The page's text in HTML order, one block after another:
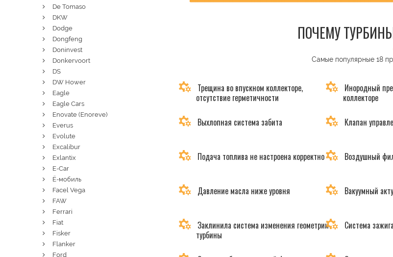
ПОЧЕМУ
Самые популярные 18
Трещина во впускном коллекторе,
отсутствие герметичности
Инородный
коллекторе
Выхлопная система забита Клапан
Подача топлива не настроена корректно Воздушный
Давление масла ниже уровня Вакуумный
Заклинила система изменения геометрии
турбины
Система
De Tomaso
DKW
Dodge
Dongfeng
Doninvest
Donkervoort
DS
DW Hower
Eagle
Eagle Cars
Enovate (Enoreve)
Everus
Evolute
Excalibur
Exlantix
E-Car
Ё-мобиль
Facel Vega
FAW
Ferrari
Fiat
Fisker
Flanker
Ford